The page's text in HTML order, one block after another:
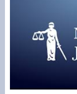
Közérdekű
Felsőrajk